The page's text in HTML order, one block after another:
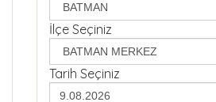
İlçe Seçiniz
Tarih Seçiniz